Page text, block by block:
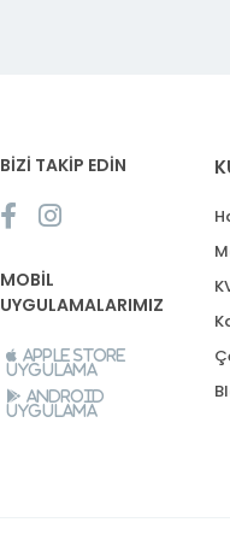
BİZİ TAKİP EDİN
MOBİL
UYGULAMALARIMIZ
Apple Store
Uygulama
Android
Uygulama